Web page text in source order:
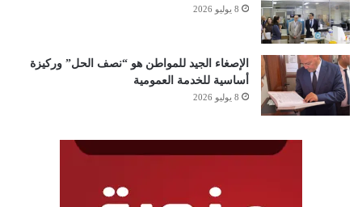
8 يوليو 2026
الإصغاء الجيد للمواطن هو “نصف الحل” وركيزة
أساسية للخدمة العمومية
8 يوليو 2026